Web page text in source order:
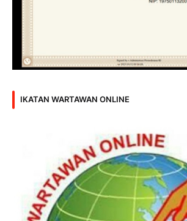
IKATAN WARTAWAN ONLINE